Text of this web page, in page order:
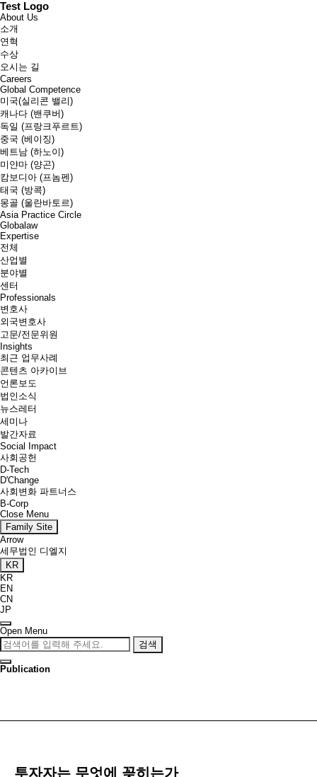
Test Logo
About Us
소개
연혁
수상
오시는 길
Careers
Global Competence
미국(실리콘 밸리)
캐나다 (밴쿠버)
독일 (프랑크푸르트)
중국 (베이징)
베트남 (하노이)
미얀마 (양곤)
캄보디아 (프놈펜)
태국 (방콕)
몽골 (울란바토르)
Asia Practice Circle
Globalaw
Expertise
전체
산업별
분야별
센터
Professionals
변호사
외국변호사
고문/전문위원
Insights
최근 업무사례
콘텐츠 아카이브
언론보도
법인소식
뉴스레터
세미나
발간자료
Social Impact
사회공헌
D-Tech
D'Change
사회변화 파트너스
B-Corp
Close Menu
Family Site
Arrow
세무법인 디엘지
KR
KR
EN
CN
JP
Open Menu
검색
Publication
투자자는 무엇에 꽂히는가